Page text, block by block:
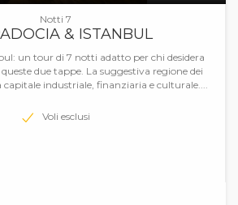
Notti 7
& ISTANBUL
un tour di 7 notti adatto per chi desidera
due tappe. La suggestiva regione dei
capitale industriale, finanziaria e culturale....
Voli esclusi